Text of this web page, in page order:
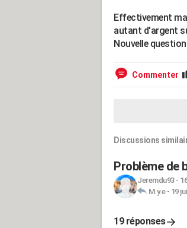
Effectivement
autant d'argent
Nouvelle
Commenter
Discussions
Problème de
Jeremdu93-
M.y.e- 19
19 réponses